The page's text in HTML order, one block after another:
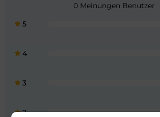
0 Meinungen Benutzer
5
4
3
2